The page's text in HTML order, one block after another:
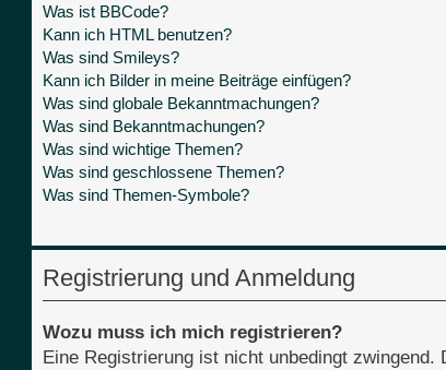
Was ist BBCode?
Kann ich HTML benutzen?
Was sind Smileys?
Kann ich Bilder in meine Beiträge einfügen?
Was sind globale Bekanntmachungen?
Was sind Bekanntmachungen?
Was sind wichtige Themen?
Was sind geschlossene Themen?
Was sind Themen-Symbole?
Registrierung und Anmeldung
Wozu muss ich mich registrieren?
Eine Registrierung ist nicht unbedingt